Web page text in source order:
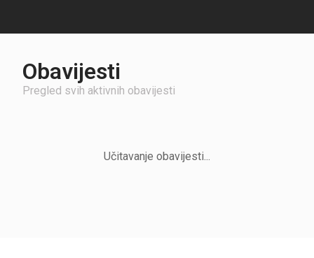
Obavijesti
Pregled svih aktivnih obavijesti
Učitavanje obavijesti...